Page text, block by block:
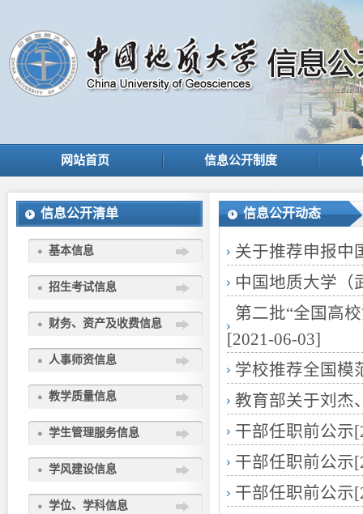
网站首页 信息公开制度
信息公开清单
基本信息
招生考试信息
财务、资产及收费信息
人事师资信息
教学质量信息
学生管理服务信息
学风建设信息
学位、学科信息
信息公开动态
关于推荐申报中
中国地质大学（
第二批“全国高
[2021-06-03]
学校推荐全国模
教育部关于刘杰
干部任职前公示
干部任职前公示
干部任职前公示